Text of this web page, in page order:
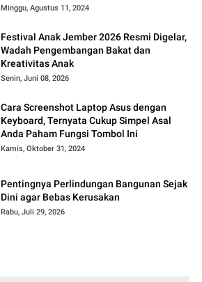
Minggu, Agustus 11, 2024
Festival Anak Jember 2026 Resmi Digelar,
Wadah Pengembangan Bakat dan
Kreativitas Anak
Senin, Juni 08, 2026
Cara Screenshot Laptop Asus dengan
Keyboard, Ternyata Cukup Simpel Asal
Anda Paham Fungsi Tombol Ini
Kamis, Oktober 31, 2024
Pentingnya Perlindungan Bangunan Sejak
Dini agar Bebas Kerusakan
Rabu, Juli 29, 2026